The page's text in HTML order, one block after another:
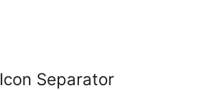
Icon Separator